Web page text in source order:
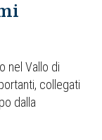
nel Vallo di
collegati
dalla